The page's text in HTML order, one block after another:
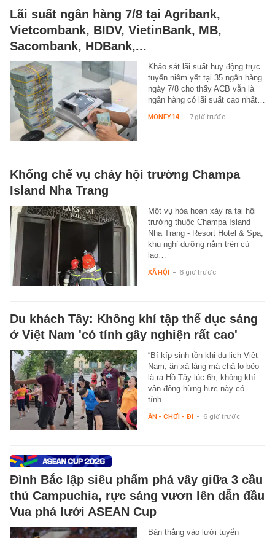
Lãi suất ngân hàng 7/8 tại Agribank,
Vietcombank, BIDV, VietinBank, MB,
Sacombank, HDBank,...
Khảo sát lãi suất huy động trực
tuyến niêm yết tại 35 ngân hàng
ngày 7/8 cho thấy ACB vẫn là
ngân hàng có lãi suất cao nhất…
MONEY.14 - 7 giờ trước
Khống chế vụ cháy hội trường Champa
Island Nha Trang
Một vụ hỏa hoạn xảy ra tại hội
trường thuộc Champa Island
Nha Trang - Resort Hotel & Spa,
khu nghỉ dưỡng nằm trên cù
lao…
XÃ HỘI - 6 giờ trước
Du khách Tây: Không khí tập thể dục sáng
ở Việt Nam 'có tính gây nghiện rất cao'
“Bí kíp sinh tồn khi du lịch Việt
Nam, ăn xả láng mà chả lo béo
là ra Hồ Tây lúc 6h; không khí
vận động hừng hực này có
tính…
ĂN - CHƠI - ĐI - 6 giờ trước
Đình Bắc lập siêu phẩm phá vây giữa 3 cầu
thủ Campuchia, rực sáng vươn lên dẫn đầu
Vua phá lưới ASEAN Cup
Bàn thắng vào lưới tuyển